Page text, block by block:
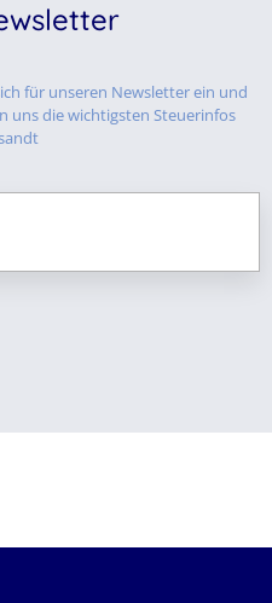
für unseren Newsletter ein und
uns die wichtigsten Steuerinfos